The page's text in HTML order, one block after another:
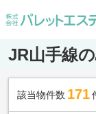
JR山手線
該当物件数 171